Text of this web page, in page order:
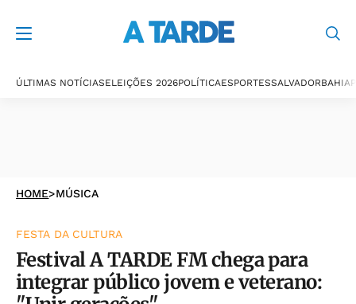
ÚLTIMAS NOTÍCIASELEIÇÕES 2026POLÍTICAESPORTESSALVADORBAHIA
HOME>MÚSICA
FESTA DA CULTURA
Festival A TARDE FM chega para
integrar público jovem e veterano: